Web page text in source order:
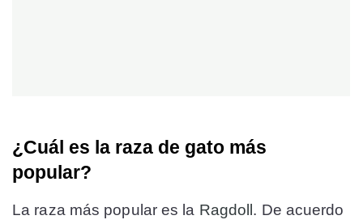
¿Cuál es la raza de gato más
popular?
La raza más popular es la Ragdoll. De acuerdo